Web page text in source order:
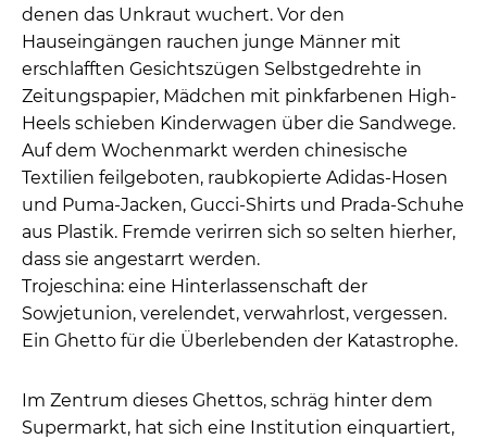
denen das Unkraut wuchert. Vor den
Hauseingängen rauchen junge Männer mit
erschlafften Gesichtszügen Selbstgedrehte in
Zeitungspapier, Mädchen mit pinkfarbenen High-
Heels schieben Kinderwagen über die Sandwege.
Auf dem Wochenmarkt werden chinesische
Textilien feilgeboten, raubkopierte Adidas-Hosen
und Puma-Jacken, Gucci-Shirts und Prada-Schuhe
aus Plastik. Fremde verirren sich so selten hierher,
dass sie angestarrt werden.
Trojeschina: eine Hinterlassenschaft der
Sowjetunion, verelendet, verwahrlost, vergessen.
Ein Ghetto für die Überlebenden der Katastrophe.
Im Zentrum dieses Ghettos, schräg hinter dem
Supermarkt, hat sich eine Institution einquartiert,